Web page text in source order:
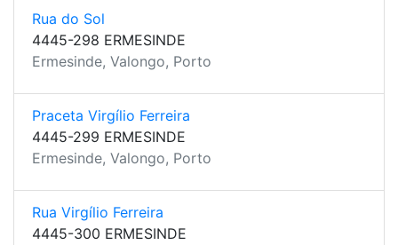
Rua do Sol
4445-298 ERMESINDE
Ermesinde, Valongo, Porto
Praceta Virgílio Ferreira
4445-299 ERMESINDE
Ermesinde, Valongo, Porto
Rua Virgílio Ferreira
4445-300 ERMESINDE